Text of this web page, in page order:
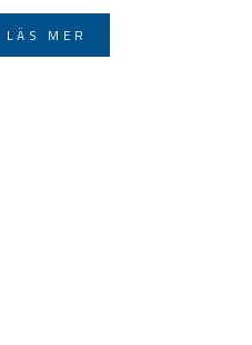
LÄS MER